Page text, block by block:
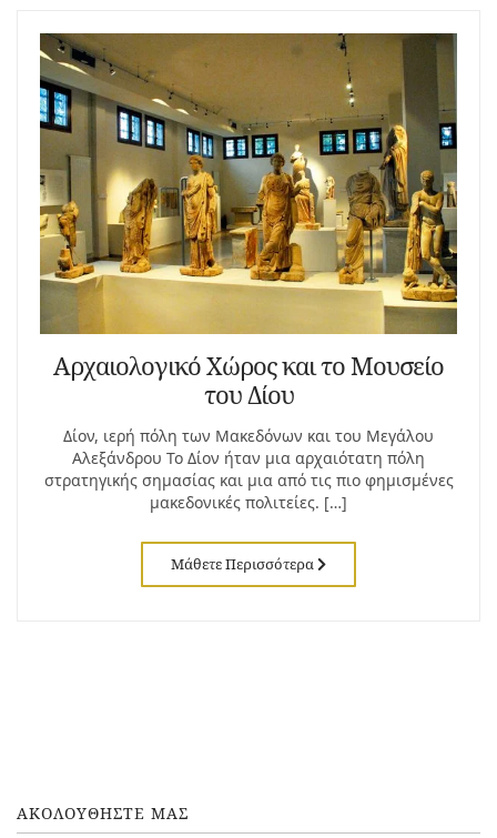
Αρχαιολογικό Χώρος και το Μουσείο
του Δίου
Δίον, ιερή πόλη των Μακεδόνων και του Μεγάλου
Αλεξάνδρου Το Δίον ήταν μια αρχαιότατη πόλη
στρατηγικής σημασίας και μια από τις πιο φημισμένες
μακεδονικές πολιτείες. […]
Μάθετε Περισσότερα
ΑΚΟΛΟΥΘΗΣΤΕ ΜΑΣ